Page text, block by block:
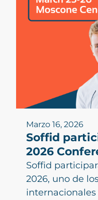
Marzo 16, 2026
Soffid
2026
Soffid
2026, uno de